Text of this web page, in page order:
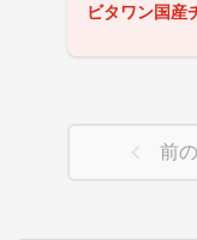
ビタワン国産
前の